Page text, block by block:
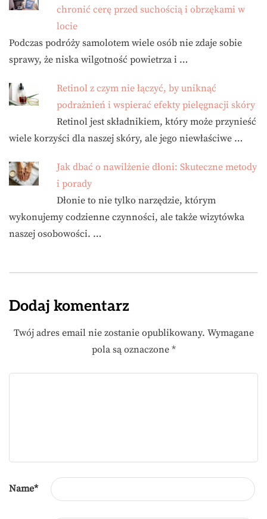
chronić cerę przed suchością i obrzękami w
locie
Podczas podróży samolotem wiele osób nie zdaje sobie
sprawy, że niska wilgotność powietrza i …
Retinol z czym nie łączyć, by uniknąć
podrażnień i wspierać efekty pielęgnacji skóry
Retinol jest składnikiem, który może przynieść
wiele korzyści dla naszej skóry, ale jego niewłaściwe …
Jak dbać o nawilżenie dłoni: Skuteczne metody
i porady
Dłonie to nie tylko narzędzie, którym
wykonujemy codzienne czynności, ale także wizytówka
naszej osobowości. …
Dodaj komentarz
Twój adres email nie zostanie opublikowany. Wymagane
pola są oznaczone *
Name*